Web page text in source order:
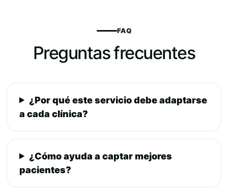
FAQ
Preguntas frecuentes
¿Por qué este servicio debe adaptarse
a cada clínica?
¿Cómo ayuda a captar mejores
pacientes?